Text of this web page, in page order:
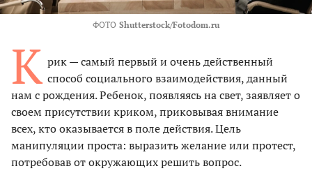
ФОТО Shutterstock/Fotodom.ru
К рик — самый первый и очень действенный
способ социального взаимодействия, данный
нам с рождения. Ребенок, появляясь на свет, заявляет о
своем присутствии криком, приковывая внимание
всех, кто оказывается в поле действия. Цель
манипуляции проста: выразить желание или протест,
потребовав от окружающих решить вопрос.